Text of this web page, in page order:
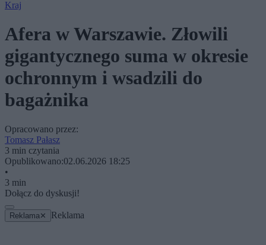
Kraj
Afera w Warszawie. Złowili
gigantycznego suma w okresie
ochronnym i wsadzili do
bagażnika
Opracowano przez:
Tomasz Pałasz
3 min czytania
Opublikowano:02.06.2026 18:25
•
3 min
Dołącz do dyskusji!
Reklama ✕ Reklama